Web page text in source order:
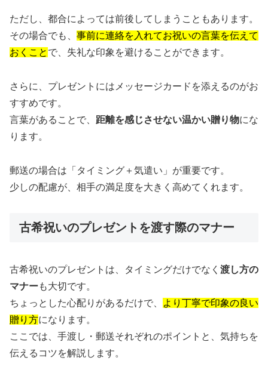
ただし、都合によっては前後してしまうこともあります。
その場合でも、 事前に連絡を入れてお祝いの言葉を伝えて
おくこと で、失礼な印象を避けることができます。
さらに、プレゼントにはメッセージカードを添えるのがお
すすめです。
言葉があることで、 距離を感じさせない温かい贈り物にな
ります。
郵送の場合は「タイミング＋気遣い」が重要です。
少しの配慮が、相手の満足度を大きく高めてくれます。
古希祝いのプレゼントを渡す際のマナー
古希祝いのプレゼントは、タイミングだけでなく 渡し方の
マナーも大切です。
ちょっとした心配りがあるだけで、
より丁寧で印象の良い
贈り方になります。
ここでは、手渡し・郵送それぞれのポイントと、気持ちを
伝えるコツを解説します。